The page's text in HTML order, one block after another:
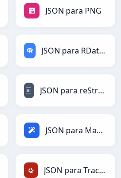
JSON para PNG
JSON para RDataFrame
JSON para reStructuredText
JSON para Magic
JSON para TracWiki